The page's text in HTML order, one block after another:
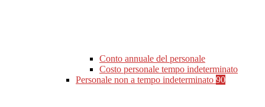
Conto annuale del personale
Costo personale tempo indeterminato
Personale non a tempo indeterminato 90